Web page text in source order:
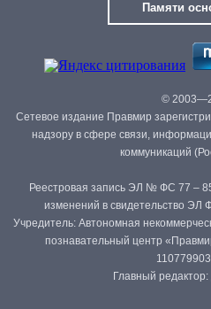
Памяти
©
Сетевое издание Правмир
надзору в сфере связи,
коммуникаций
Реестровая запись ЭЛ № ФС 77 –
изменений в свидетельство ЭЛ
Учредитель: Автономная
познавательный центр
Главный